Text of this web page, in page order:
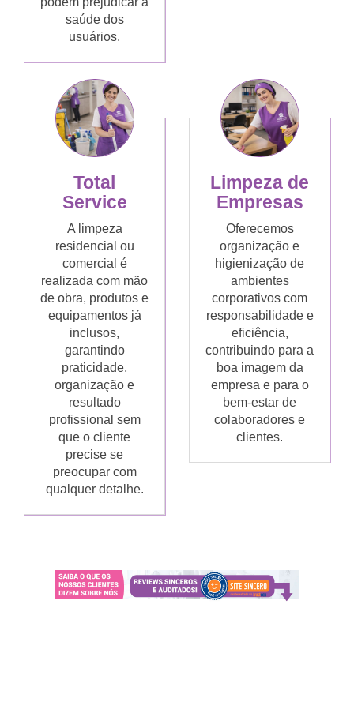
saúde dos
usuários.
Total
Service
A limpeza
residencial ou
comercial é
realizada com mão
de obra, produtos e
equipamentos já
inclusos,
garantindo
praticidade,
organização e
resultado
profissional sem
que o cliente
precise se
preocupar com
qualquer detalhe.
Limpeza de
Empresas
Oferecemos
organização e
higienização de
ambientes
corporativos com
responsabilidade e
eficiência,
contribuindo para a
boa imagem da
empresa e para o
bem-estar de
colaboradores e
clientes.